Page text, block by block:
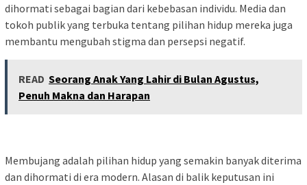
dihormati sebagai bagian dari kebebasan individu. Media dan
tokoh publik yang terbuka tentang pilihan hidup mereka juga
membantu mengubah stigma dan persepsi negatif.
READ Seorang Anak Yang Lahir di Bulan Agustus,
Penuh Makna dan Harapan
Membujang adalah pilihan hidup yang semakin banyak diterima
dan dihormati di era modern. Alasan di balik keputusan ini